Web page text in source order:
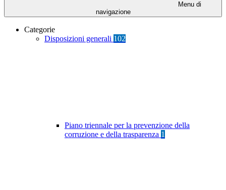
Menu di
navigazione
Categorie
Disposizioni generali 102
Piano triennale per la prevenzione della
corruzione e della trasparenza 1